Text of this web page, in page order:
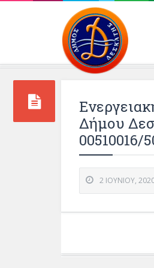
Δήμου
00510016/
2 ΙΟΥΝΊΟΥ,